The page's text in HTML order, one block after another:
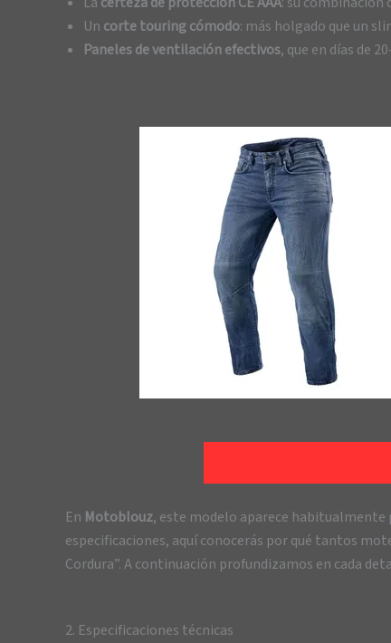
Un corte touring cómodo: más holgado que un
Paneles de ventilación efectivos, que en días de
En Motoblouz, este modelo aparece habitualmente
especificaciones, aquí conocerás por qué tantos
Cordura”. A continuación profundizamos en cada
2. Especificaciones técnicas